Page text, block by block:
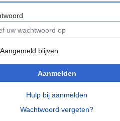
Aangemeld blijven
Aanmelden
Hulp bij aanmelden
Wachtwoord vergeten?